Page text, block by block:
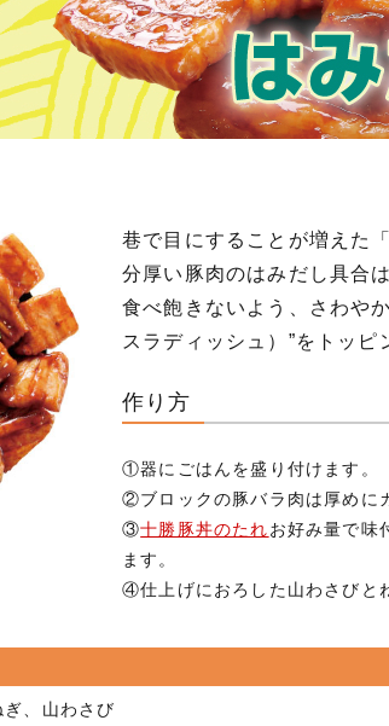
巷で目にすることが増えた
分厚い豚肉のはみだし具合
食べ飽きないよう、さわや
スラディッシュ）”をトッピ
作り方
①器にごはんを盛り付けます。
②ブロックの豚バラ肉は厚めに
③十勝豚丼のたれお好み量で味
ます。
④仕上げにおろした山わさびと
、山わさび